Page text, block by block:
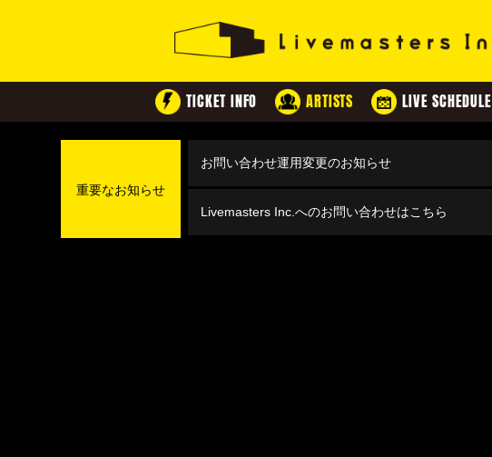
TICKET INFO ARTISTS LIVE SCHEDULE
重要なお知らせ
お問い合わせ運用変更のお知らせ
Livemasters Inc.へのお問い合わせはこちら